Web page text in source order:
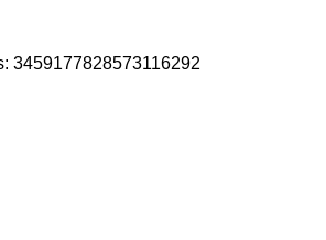
3459177828573116292